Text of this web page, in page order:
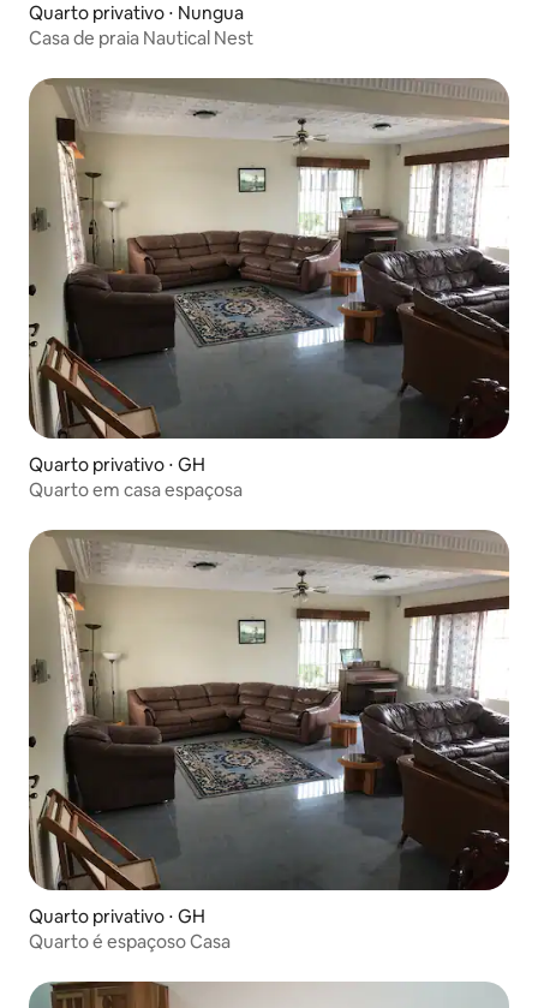
Quarto privativo ⋅ Nungua
Casa de praia Nautical Nest
Quarto privativo ⋅ GH
Quarto em casa espaçosa
Quarto privativo ⋅ GH
Quarto é espaçoso Casa